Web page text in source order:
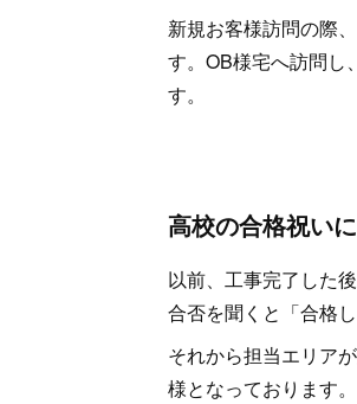
新規お客様訪問の際
す。OB様宅へ訪問し
す。
高校の合格祝い
以前、工事完了した
合否を聞くと「合格
それから担当エリア
様となっております。